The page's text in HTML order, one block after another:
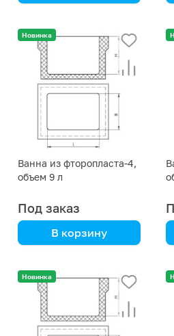
Новинка
Ванна из фторопласта-4,
объем 9 л
Под заказ
В корзину
Новинка